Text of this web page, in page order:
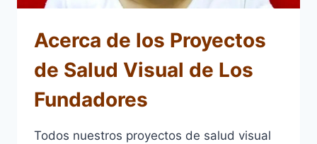
Acerca de los Proyectos
de Salud Visual de Los
Fundadores
Todos nuestros proyectos de salud visual